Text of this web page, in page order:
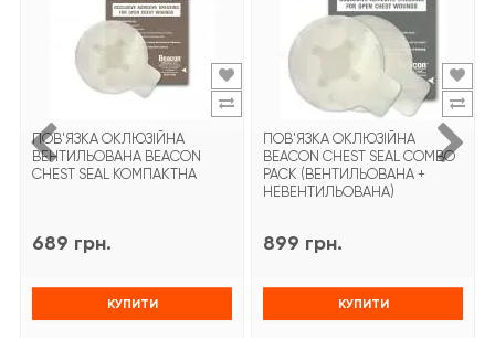
ПОВ'ЯЗКА ОКЛЮЗІЙНА
ВЕНТИЛЬОВАНА BEACON
CHEST SEAL КОМПАКТНА
689 грн.
КУПИТИ
ПОВ'ЯЗКА ОКЛЮЗІЙНА
BEACON CHEST SEAL COMBO
PACK (ВЕНТИЛЬОВАНА +
НЕВЕНТИЛЬОВАНА)
899 грн.
КУПИТИ